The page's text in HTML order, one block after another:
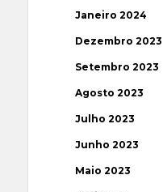
Janeiro 2024
Dezembro 2023
Setembro 2023
Agosto 2023
Julho 2023
Junho 2023
Maio 2023